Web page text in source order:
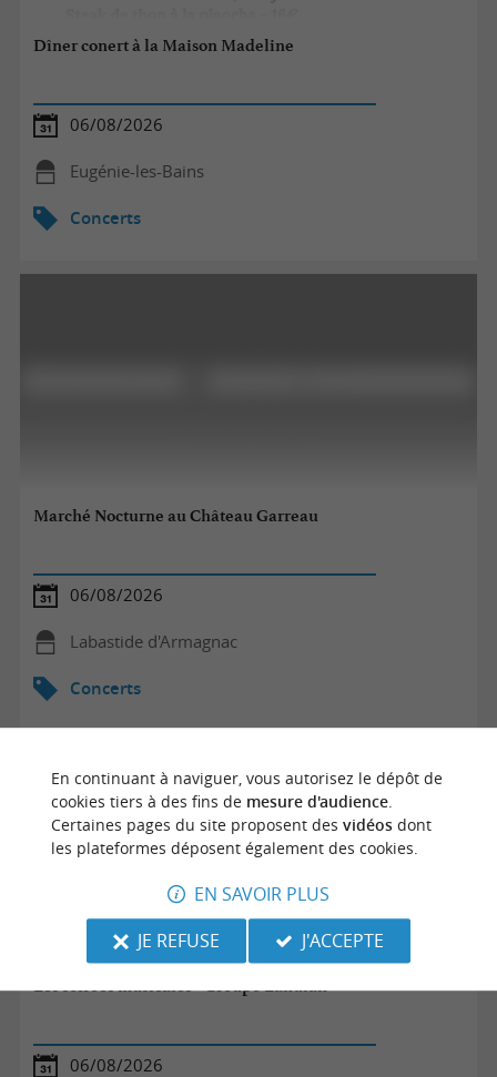
Dîner conert à la Maison Madeline
06/08/2026
Eugénie-les-Bains
Concerts
Marché Nocturne au Château Garreau
06/08/2026
Labastide d'Armagnac
Concerts
Les soirées musicales - Groupe Lahulan
06/08/2026
En continuant à naviguer, vous autorisez le dépôt de
cookies tiers à des fins de mesure d'audience.
Certaines pages du site proposent des vidéosdont
les plateformes déposent également des cookies.
EN SAVOIR PLUS
JE REFUSE
J'ACCEPTE